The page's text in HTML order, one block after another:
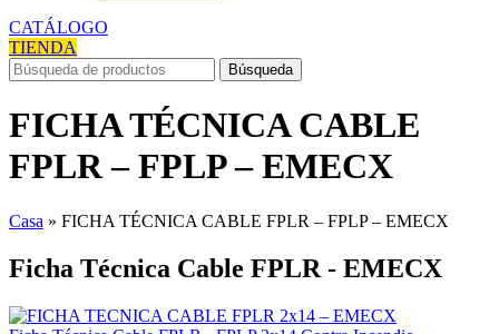
CATÁLOGO
TIENDA
Búsqueda
FICHA TÉCNICA CABLE
FPLR – FPLP – EMECX
Casa » FICHA TÉCNICA CABLE FPLR – FPLP – EMECX
Ficha Técnica Cable FPLR - EMECX